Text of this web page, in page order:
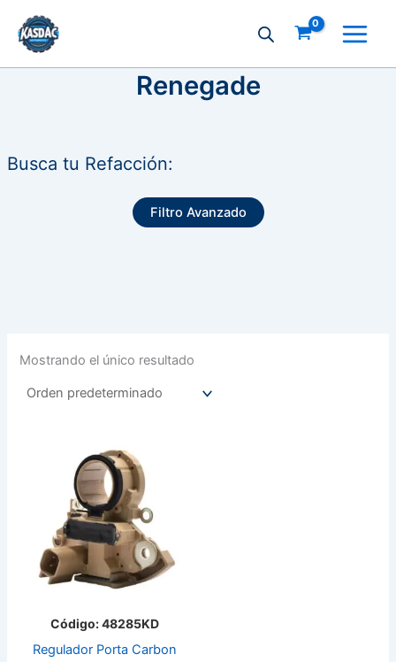
contenido
Renegade
Busca tu Refacción:
Filtro Avanzado
Mostrando el único resultado
Código: 48285KD
Regulador Porta Carbon